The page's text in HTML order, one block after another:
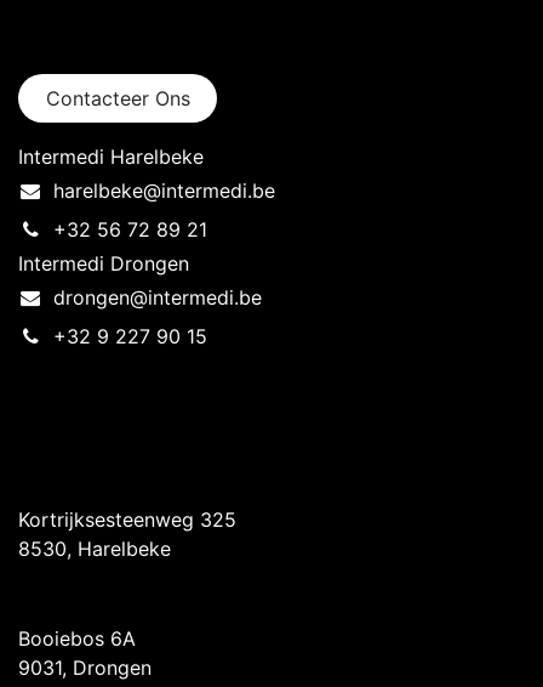
Contacteer Ons
Intermedi Harelbeke
harelbeke@intermedi.be
+32 56 72 89 21
Intermedi Drongen
drongen@intermedi.be
+32 9 227 90 15
Kortrijksesteenweg 325
8530, Harelbeke
Booiebos 6A
9031, Drongen